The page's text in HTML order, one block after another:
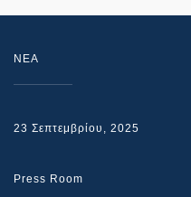
NEA
23 Σεπτεμβρίου, 2025
Press Room